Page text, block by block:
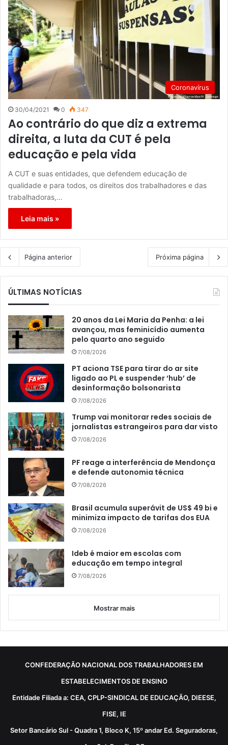
Coronavírus
30/04/2021 0 347
Ao contrário do que diz a extrema
direita, a luta da CUT é pela
educação e pela vida
A CUT e suas entidades, que defendem educação de
qualidade e para todos, os direitos dos trabalhadores e das
trabalhadoras,…
Leia mais »
Página anterior Próxima página
ÚLTIMAS NOTÍCIAS
20 anos da Lei Maria da Penha: a lei
avançou, mas feminicídio aumenta
pelo quarto ano seguido
7/08/2026
PT aciona TSE para tirar do ar site
ligado ao PL e suspender ‘hub’ de
desinformação bolsonarista
7/08/2026
Trump vai monitorar redes sociais de
jornalistas estrangeiros para dar visto
7/08/2026
PF reage a interferência de Mendonça
e defende autonomia técnica
7/08/2026
Brasil acumula superávit de US$ 49 bi e
minimiza impacto de tarifas dos EUA
7/08/2026
Ideb é maior em escolas com
educação em tempo integral
7/08/2026
Mostrar mais
CONFEDERAÇÃO NACIONAL DOS TRABALHADORES EM
ESTABELECIMENTOS DE ENSINO
Entidade Filiada a: CEA, CPLP-SINDICAL DE EDUCAÇÃO, DIEESE,
FISE, IE
Setor Bancário Sul - Quadra 1, Bloco K, 15º andar Ed. Seguradoras,